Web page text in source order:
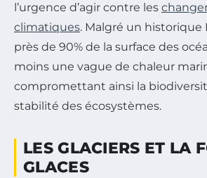
l’urgence d’agir contre les
climatiques. Malgré un historique
près de 90% de la surface des
moins une vague de chaleur
compromettant ainsi la
stabilité des écosystèmes.
LES GLACIERS ET LA
GLACES